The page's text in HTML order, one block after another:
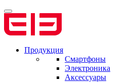
Продукция
Смартфоны
Электроника
Аксессуары